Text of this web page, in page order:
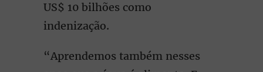
US$ 10 bilhões como
indenização.
“Aprendemos também nesses